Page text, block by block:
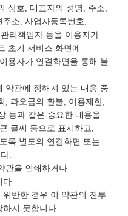
상호, 대표자의 성명, 주소,
소, 사업자등록번호,
리책임자 등을 이용자가
초기 서비스 화면에
용자가 연결화면을 통해 볼
관에 정해져 있는 내용 중
, 과오금의 환불, 이용제한,
등과 같은 중요한 내용을
글씨 등으로 표시하고,
록 별도의 연결화면 또는
.
관을 인쇄하거나
다.
반한 경우 이 약관의 전부
하지 못합니다.